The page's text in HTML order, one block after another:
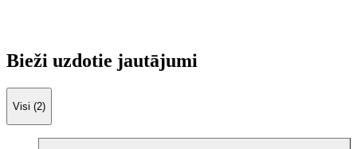
Bieži uzdotie jautājumi
Visi (2)